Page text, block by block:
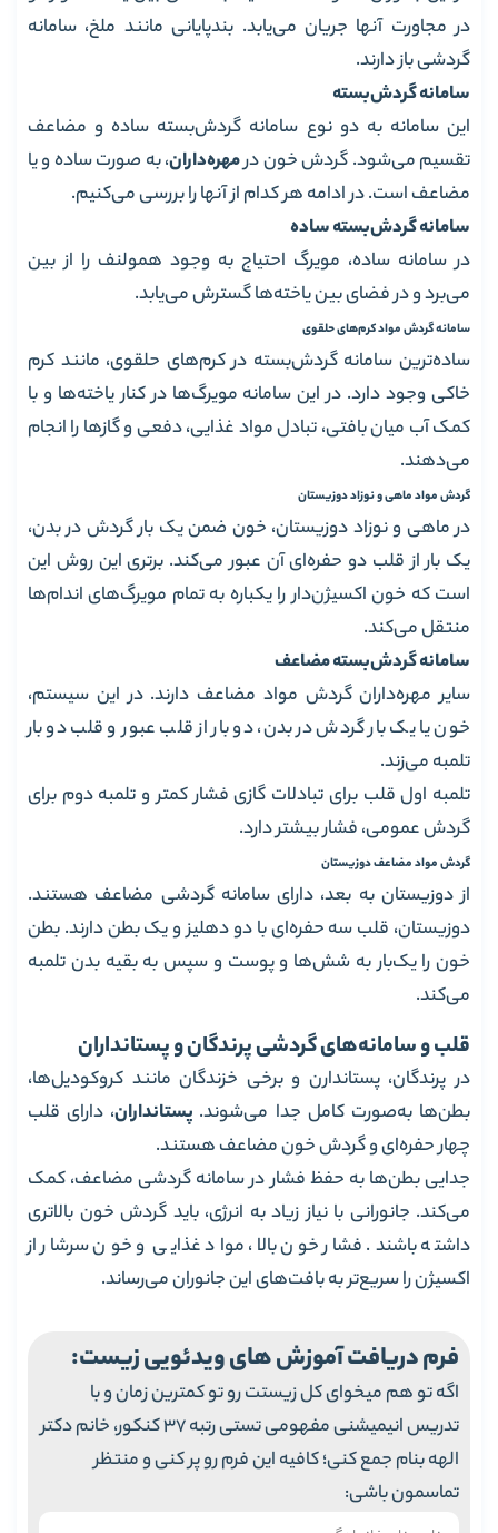
در مجاورت آنها جریان می‌یابد. بندپایانی مانند ملخ، سامانه
گردشی باز دارند.
سامانه گردش‌بسته
این سامانه به دو نوع سامانه گردش‌بسته ساده و مضاعف
تقسیم می‌شود. گردش خون درمهره‌داران، به صورت ساده و یا
مضاعف است. در ادامه هر کدام از آنها را بررسی می‌کنیم.
سامانه گردش‌بسته ساده
در سامانه ساده، مویرگ احتیاج به وجود همولنف را از بین
می‌برد و در فضای بین یاخته‌ها گسترش می‌یابد.
سامانه گردش مواد کرم‌های حلقوی
ساده‌ترین سامانه گردش‌بسته در کرم‌های حلقوی، مانند کرم
خاکی وجود دارد. در این سامانه مویرگ‌ها در کنار یاخته‌ها و با
کمک آب میان بافتی، تبادل مواد غذایی، دفعی و گازها را انجام
می‌دهند.
گردش مواد ماهی و نوزاد دوزیستان
در ماهی و نوزاد دوزیستان، خون ضمن یک بار گردش در بدن،
یک بار از قلب دو حفره‌ای آن عبور می‌کند. برتری این روش این
است که خون اکسیژن‌دار را یکباره به تمام مویرگ‌های اندام‌ها
منتقل می‌کند.
سامانه گردش‌بسته مضاعف
سایر مهره‌داران گردش مواد مضاعف دارند. در این سیستم،
خون یا یک بار گردش در بدن، دو بار از قلب عبور و قلب دو بار
تلمبه می‌زند.
تلمبه اول قلب برای تبادلات گازی فشار کمتر و تلمبه دوم برای
گردش عمومی، فشار بیشتر دارد.
گردش مواد مضاعف دوزیستان
از دوزیستان به بعد، دارای سامانه گردشی مضاعف هستند.
دوزیستان، قلب سه حفره‌ای با دو دهلیز و یک بطن دارند. بطن
خون را یک‌بار به شش‌ها و پوست و سپس به بقیه بدن تلمبه
می‌کند.
قلب و سامانه‌های گردشی پرندگان و پستانداران
در پرندگان، پستاندارن و برخی خزندگان مانند کروکودیل‌ها،
بطن‌ها به‌صورت کامل جدا می‌شوند. پستانداران، دارای قلب
چهار حفره‌ای و گردش خون مضاعف هستند.
جدایی بطن‌ها به حفظ فشار در سامانه گردشی مضاعف، کمک
می‌کند. جانورانی با نیاز زیاد به انرژی، باید گردش خون بالاتری
داشته باشند. فشار خون بالا، مواد غذایی و خون سرشار از
اکسیژن را سریع‌تر به بافت‌های این جانوران می‌رساند.
فرم دریافت آموزش های ویدئویی زیست:
اگه تو هم میخوای کل زیستت رو تو کمترین زمان و با
تدریس انیمیشنی مفهومی تستی رتبه 37 کنکور، خانم دکتر
الهه بنام جمع کنی؛ کافیه این فرم رو پر کنی و منتظر
تماسمون باشی: